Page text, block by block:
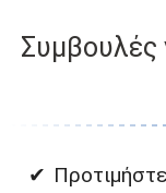
Συμβουλές
✔ Προτιμήστε ώρες με λιγότερη κίνηση: Οι